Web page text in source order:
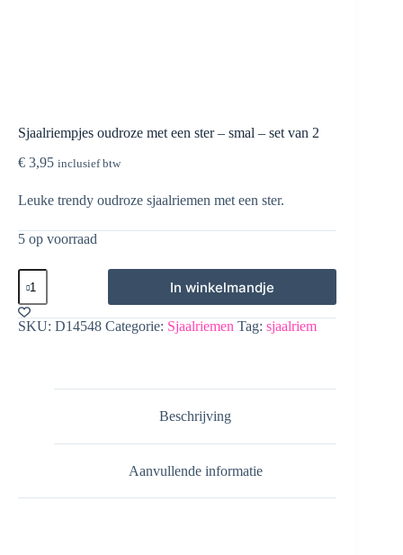
Sjaalriempjes oudroze met een ster – smal – set van 2
€ 3,95 inclusief btw
Leuke trendy oudroze sjaalriemen met een ster.
5 op voorraad
Sjaalriempjes
oudroze
met
een
In winkelmandje
SKU: D14548 Categorie: Sjaalriemen Tag: sjaalriem
Beschrijving
Aanvullende informatie